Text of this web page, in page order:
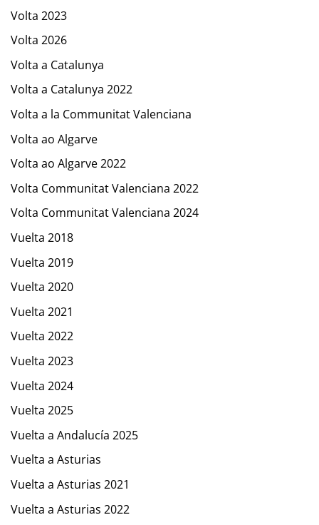
Volta 2023
Volta 2026
Volta a Catalunya
Volta a Catalunya 2022
Volta a la Communitat Valenciana
Volta ao Algarve
Volta ao Algarve 2022
Volta Communitat Valenciana 2022
Volta Communitat Valenciana 2024
Vuelta 2018
Vuelta 2019
Vuelta 2020
Vuelta 2021
Vuelta 2022
Vuelta 2023
Vuelta 2024
Vuelta 2025
Vuelta a Andalucía 2025
Vuelta a Asturias
Vuelta a Asturias 2021
Vuelta a Asturias 2022